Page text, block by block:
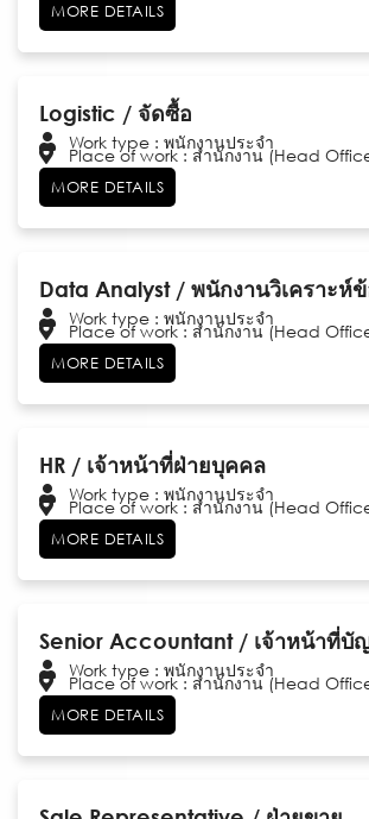
MORE DETAILS
Logistic / จัดซื้อ
Work type : พนักงานประจำ
Place of work : สำนักงาน (Head
MORE DETAILS
Data Analyst / พนักงานวิเคราะห์
Work type : พนักงานประจำ
Place of work : สำนักงาน (Head
MORE DETAILS
HR / เจ้าหน้าที่ฝ่ายบุคคล
Work type : พนักงานประจำ
Place of work : สำนักงาน (Head
MORE DETAILS
Senior Accountant / เจ้าหน้าที่บั
Work type : พนักงานประจำ
Place of work : สำนักงาน (Head
MORE DETAILS